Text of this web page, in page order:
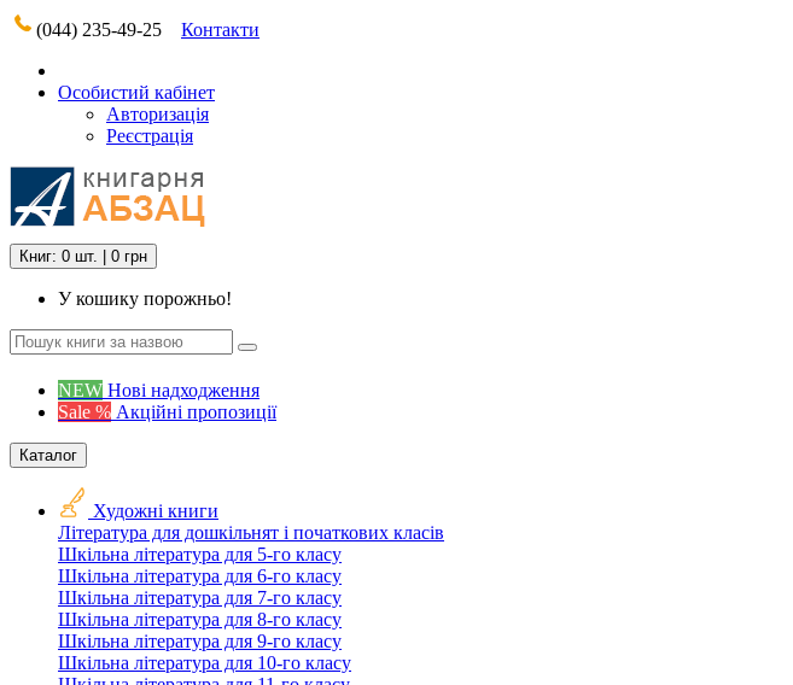
(044) 235-49-25 Контакти
Особистий кабінет
Авторизація
Реєстрація
Книг: 0 шт. | 0 грн
У кошику порожньо!
NEW Нові надходження
Sale % Акційні пропозиції
Каталог
Художні книги
Література для дошкільнят і початкових класів
Шкільна література для 5-го класу
Шкільна література для 6-го класу
Шкільна література для 7-го класу
Шкільна література для 8-го класу
Шкільна література для 9-го класу
Шкільна література для 10-го класу